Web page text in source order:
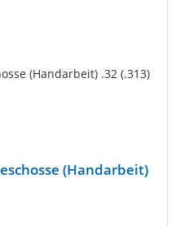
(Handarbeit)